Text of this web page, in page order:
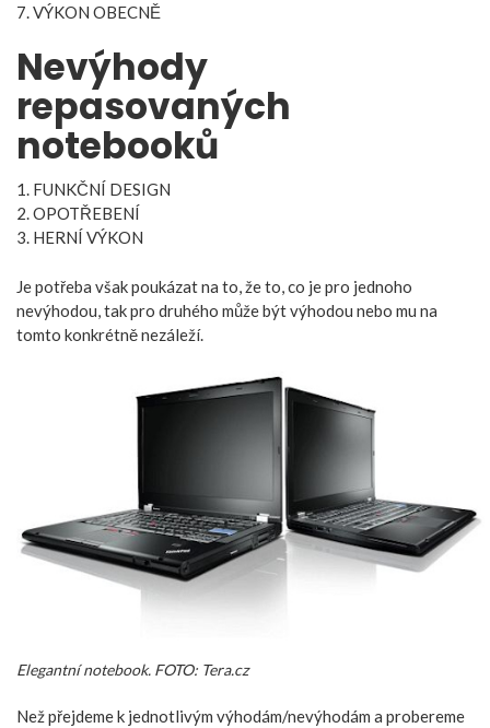
7. VÝKON OBECNĚ
Nevýhody
repasovaných
notebooků
1. FUNKČNÍ DESIGN
2. OPOTŘEBENÍ
3. HERNÍ VÝKON
Je potřeba však poukázat na to, že to, co je pro jednoho
nevýhodou, tak pro druhého může být výhodou nebo mu na
tomto konkrétně nezáleží.
Elegantní notebook. FOTO: Tera.cz
Než přejdeme k jednotlivým výhodám/nevýhodám a probereme